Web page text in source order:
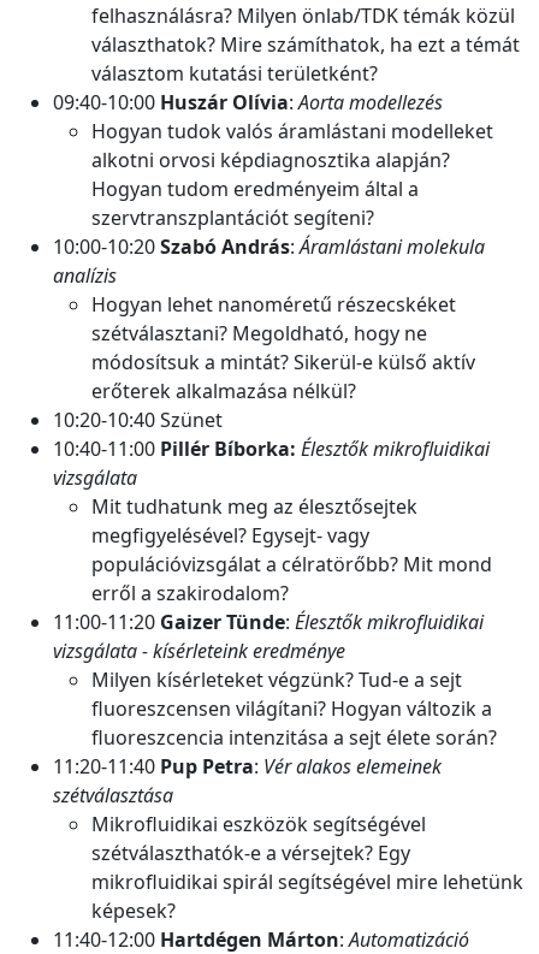
felhasználásra? Milyen önlab/TDK témák közül
választhatok? Mire számíthatok, ha ezt a témát
választom kutatási területként?
09:40-10:00 Huszár Olívia:Aorta modellezés
Hogyan tudok valós áramlástani modelleket
alkotni orvosi képdiagnosztika alapján?
Hogyan tudom eredményeim által a
szervtranszplantációt segíteni?
10:00-10:20Szabó András:Áramlástani molekula
analízis
Hogyan lehet nanoméretű részecskéket
szétválasztani? Megoldható, hogy ne
módosítsuk a mintát? Sikerül-e külső aktív
erőterek alkalmazása nélkül?
10:20-10:40 Szünet
10:40-11:00 Pillér Bíborka: Élesztők mikrofluidikai
vizsgálata
Mit tudhatunk meg az élesztősejtek
megfigyelésével? Egysejt- vagy
populációvizsgálat a célratörőbb? Mit mond
erről a szakirodalom?
11:00-11:20 Gaizer Tünde: Élesztők mikrofluidikai
vizsgálata - kísérleteink eredménye
Milyen kísérleteket végzünk? Tud-e a sejt
fluoreszcensen világítani? Hogyan változik a
fluoreszcencia intenzitása a sejt élete során?
11:20-11:40 Pup Petra: Vér alakos elemeinek
szétválasztása
Mikrofluidikai eszközök segítségével
szétválaszthatók-e a vérsejtek? Egy
mikrofluidikai spirál segítségével mire lehetünk
képesek?
11:40-12:00 Hartdégen Márton:Automatizáció